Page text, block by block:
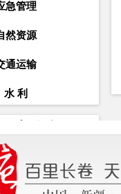
急管理
然资源
通运输
水 利
开年报